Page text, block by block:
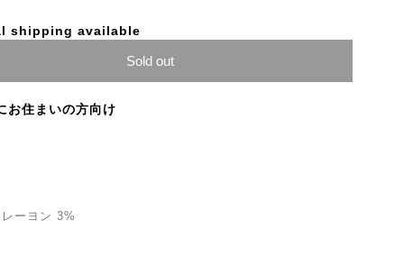
shipping available
Sold out
お住まいの方向け
ーヨン 3%